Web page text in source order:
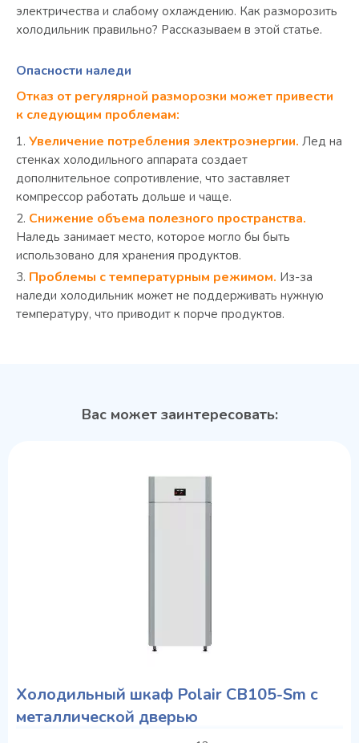
электричества и слабому охлаждению. Как разморозить
холодильник правильно? Рассказываем в этой статье.
Опасности наледи
Отказ от регулярной разморозки может привести
к следующим проблемам:
Увеличение потребления электроэнергии. Лед на
стенках холодильного аппарата создает
дополнительное сопротивление, что заставляет
компрессор работать дольше и чаще.
Снижение объема полезного пространства.
Наледь занимает место, которое могло бы быть
использовано для хранения продуктов.
Проблемы с температурным режимом. Из-за
наледи холодильник может не поддерживать нужную
температуру, что приводит к порче продуктов.
Вас может заинтересовать:
Холодильный шкаф Polair CB105-Sm с
металлической дверью